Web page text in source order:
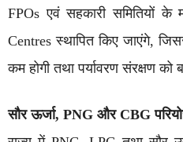
FPOs एवं सहकारी समितियों के
Centres स्थापित किए जाएंगे,
कम होगी तथा पर्यावरण संरक्षण को
सौर ऊर्जा, PNG और CBG